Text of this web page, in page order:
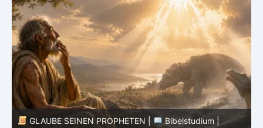
GLAUBE SEINEN PROPHETEN |
Bibelstudium |